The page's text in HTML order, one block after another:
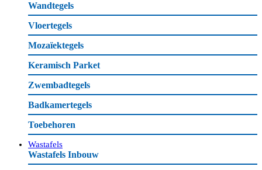
Wandtegels
Vloertegels
Mozaïektegels
Keramisch Parket
Zwembadtegels
Badkamertegels
Toebehoren
Wastafels
Wastafels Inbouw